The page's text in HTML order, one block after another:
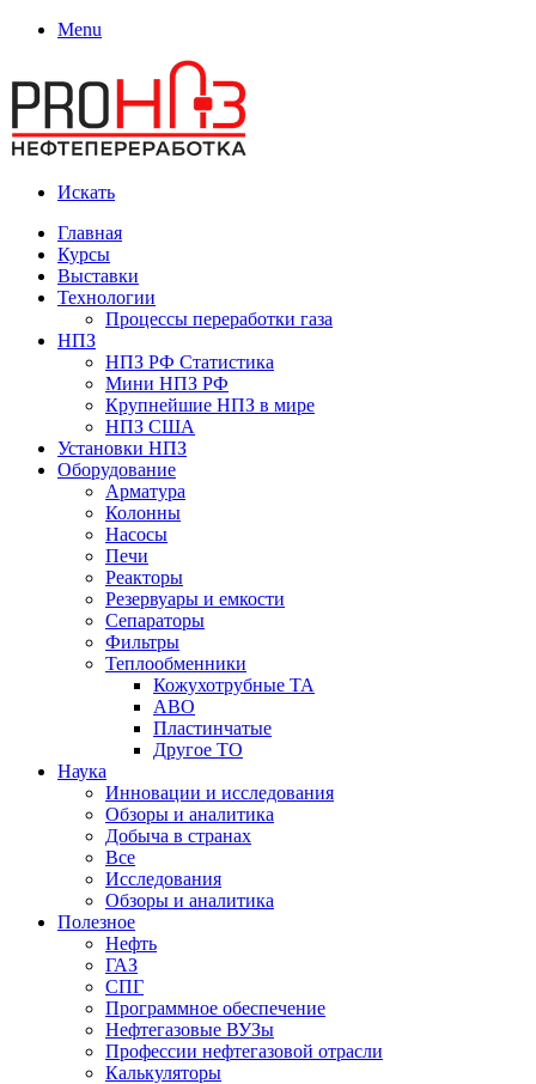
Menu
Искать
Главная
Курсы
Выставки
Технологии
Процессы переработки газа
НПЗ
НПЗ РФ Статистика
Мини НПЗ РФ
Крупнейшие НПЗ в мире
НПЗ США
Установки НПЗ
Оборудование
Арматура
Колонны
Насосы
Печи
Реакторы
Резервуары и емкости
Сепараторы
Фильтры
Теплообменники
Кожухотрубные ТА
АВО
Пластинчатые
Другое ТО
Наука
Инновации и исследования
Обзоры и аналитика
Добыча в странах
Все
Исследования
Обзоры и аналитика
Полезное
Нефть
ГАЗ
СПГ
Программное обеспечение
Нефтегазовые ВУЗы
Профессии нефтегазовой отрасли
Калькуляторы